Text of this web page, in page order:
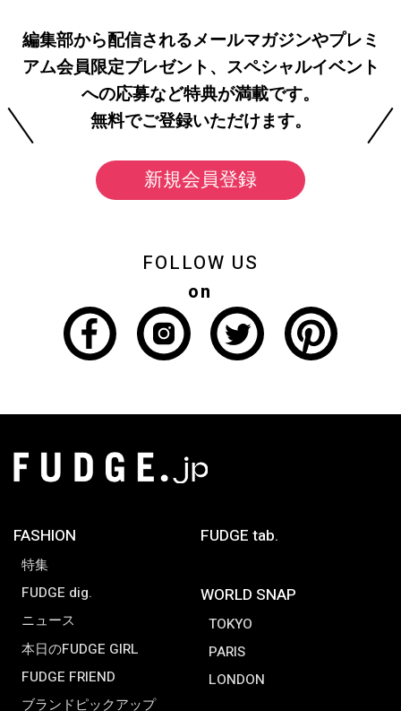
編集部から配信されるメールマガジンやプレミ
アム会員限定プレゼント、スペシャルイベント
への応募など特典が満載です。
無料でご登録いただけます。
新規会員登録
FOLLOW US
on
FASHION
特集
FUDGE dig.
ニュース
本日のFUDGE GIRL
FUDGE FRIEND
ブランドピックアップ
FUDGE tab.
WORLD SNAP
TOKYO
PARIS
LONDON